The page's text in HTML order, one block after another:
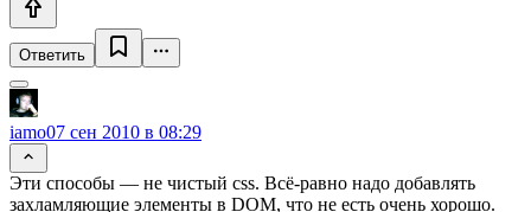
Ответить
iamo07 сен 2010 в 08:29
Эти способы — не чистый css. Всё-равно надо добавлять
захламляющие элементы в DOM, что не есть очень хорошо.